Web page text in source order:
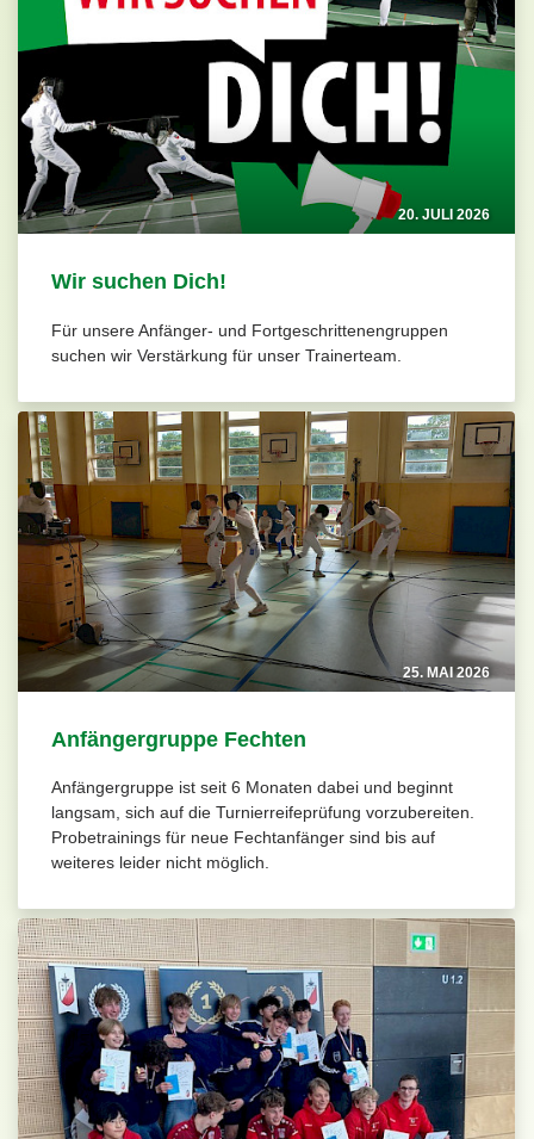
20. JULI 2026
Wir suchen Dich!
Für unsere Anfänger- und Fortgeschrittenengruppen
suchen wir Verstärkung für unser Trainerteam.
25. MAI 2026
Anfängergruppe Fechten
Anfängergruppe ist seit 6 Monaten dabei und beginnt
langsam, sich auf die Turnierreifeprüfung vorzubereiten.
Probetrainings für neue Fechtanfänger sind bis auf
weiteres leider nicht möglich.